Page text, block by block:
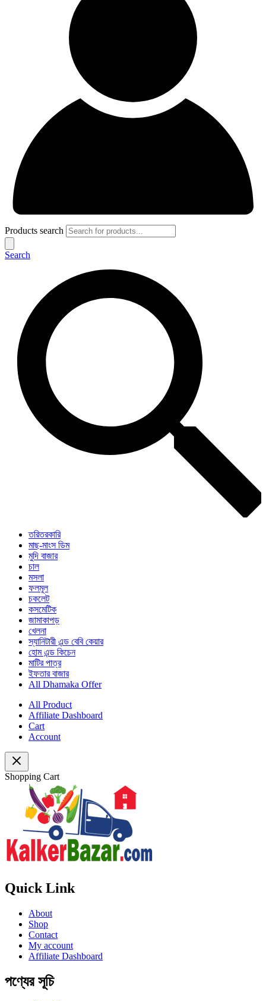
Products search
Search
তরিতরকারি
মাছ-মাংস ডিম
মুদি বাজার
চাল
মসলা
ফলমূল
চকলেট
কসমেটিক
জামাকাপড়
খেলনা
স্যানিটারী এন্ড বেবি কেয়ার
হোম এন্ড কিচেন
মাটির পাত্র
ইফতার বাজার
All Dhamaka Offer
All Product
Affiliate Dashboard
Cart
Account
Shopping Cart
Quick Link
About
Shop
Contact
My account
Affiliate Dashboard
পণ্যের সূচি